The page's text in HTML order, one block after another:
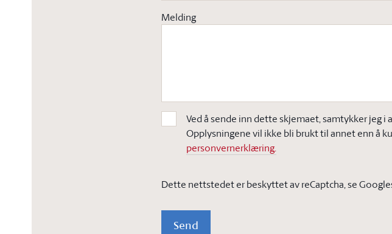
Melding
Ved å sende inn dette skjemaet, samtykker jeg
Opplysningene vil ikke bli brukt til annet enn å
personvernerklæring.
Dette nettstedet er beskyttet av reCaptcha, se
Send